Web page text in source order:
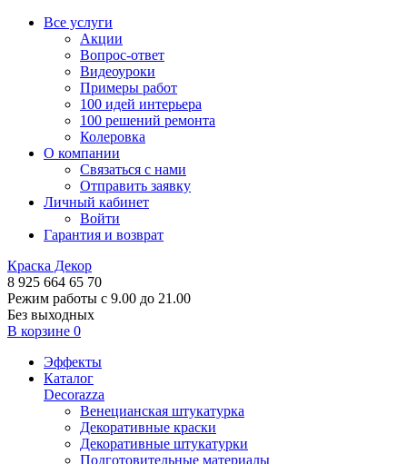
Все услуги
Акции
Вопрос-ответ
Видеоуроки
Примеры работ
100 идей интерьера
100 решений ремонта
Колеровка
О компании
Связаться с нами
Отправить заявку
Личный кабинет
Войти
Гарантия и возврат
Краска Декор
8 925 664 65 70
Режим работы с 9.00 до 21.00
Без выходных
В корзине 0
Эффекты
Каталог
Decorazza
Венецианская штукатурка
Декоративные краски
Декоративные штукатурки
Подготовительные материалы